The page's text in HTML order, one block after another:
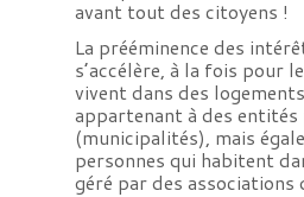
avant tout des citoyens !
La prééminence des
s’accélère, à la fois pour
vivent dans des
appartenant à des entités
(municipalités), mais
personnes qui habitent
géré par des associations